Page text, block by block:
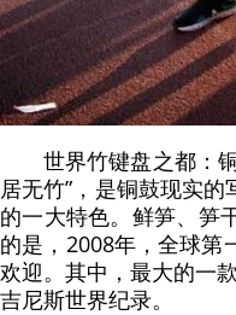
世界竹键盘之都：
居无竹”，是铜鼓现实
的一大特色。鲜笋、笋
的是，2008年，全球第
欢迎。其中，最大的一
吉尼斯世界纪录。